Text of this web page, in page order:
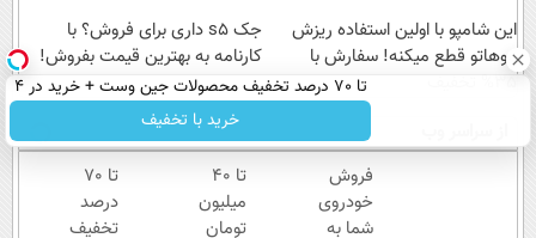
این شامپو با اولین استفاده ریزش
موهاتو قطع میکنه! سفارش با
35% تخفیف
جک s5 داری برای فروش؟ با
کارنامه به بهترین قیمت بفروش!
فروش
خودروی
شما به
تا ۴۰
میلیون
تومان
تا 70
درصد
تخفیف
تا 70 درصد تخفیف محصولات جین وست + خرید در 4
قسط
خرید با تخفیف